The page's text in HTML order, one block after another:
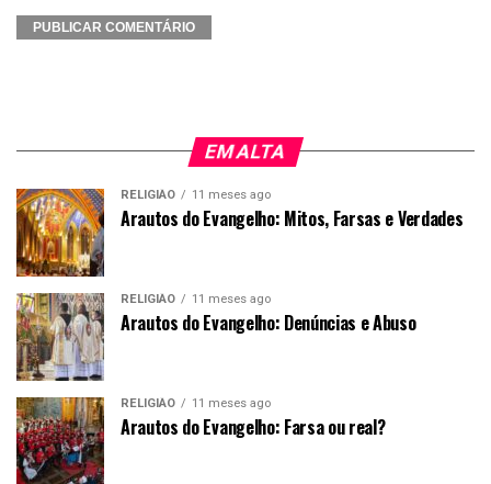
EM ALTA
RELIGIÃO 11 meses ago
Arautos do Evangelho: Mitos, Farsas e Verdades
RELIGIÃO 11 meses ago
Arautos do Evangelho: Denúncias e Abuso
RELIGIÃO 11 meses ago
Arautos do Evangelho: Farsa ou real?